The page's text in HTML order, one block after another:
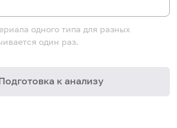
одного типа для разных
один раз.
к анализу